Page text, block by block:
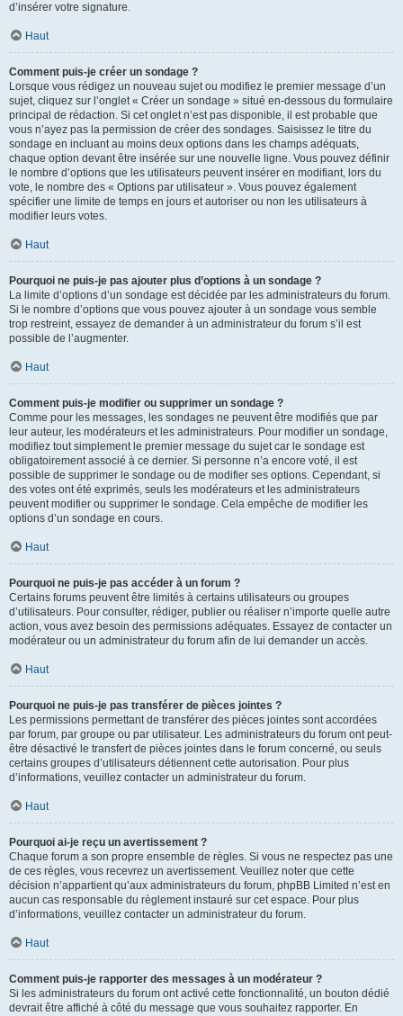
d’insérer votre signature.
Haut
Comment puis-je créer un sondage ?
Lorsque vous rédigez un nouveau sujet ou modifiez le premier message d’un
sujet, cliquez sur l’onglet « Créer un sondage » situé en-dessous du formulaire
principal de rédaction. Si cet onglet n’est pas disponible, il est probable que
vous n’ayez pas la permission de créer des sondages. Saisissez le titre du
sondage en incluant au moins deux options dans les champs adéquats,
chaque option devant être insérée sur une nouvelle ligne. Vous pouvez définir
le nombre d’options que les utilisateurs peuvent insérer en modifiant, lors du
vote, le nombre des « Options par utilisateur ». Vous pouvez également
spécifier une limite de temps en jours et autoriser ou non les utilisateurs à
modifier leurs votes.
Haut
Pourquoi ne puis-je pas ajouter plus d’options à un sondage ?
La limite d’options d’un sondage est décidée par les administrateurs du forum.
Si le nombre d’options que vous pouvez ajouter à un sondage vous semble
trop restreint, essayez de demander à un administrateur du forum s’il est
possible de l’augmenter.
Haut
Comment puis-je modifier ou supprimer un sondage ?
Comme pour les messages, les sondages ne peuvent être modifiés que par
leur auteur, les modérateurs et les administrateurs. Pour modifier un sondage,
modifiez tout simplement le premier message du sujet car le sondage est
obligatoirement associé à ce dernier. Si personne n’a encore voté, il est
possible de supprimer le sondage ou de modifier ses options. Cependant, si
des votes ont été exprimés, seuls les modérateurs et les administrateurs
peuvent modifier ou supprimer le sondage. Cela empêche de modifier les
options d’un sondage en cours.
Haut
Pourquoi ne puis-je pas accéder à un forum ?
Certains forums peuvent être limités à certains utilisateurs ou groupes
d’utilisateurs. Pour consulter, rédiger, publier ou réaliser n’importe quelle autre
action, vous avez besoin des permissions adéquates. Essayez de contacter un
modérateur ou un administrateur du forum afin de lui demander un accès.
Haut
Pourquoi ne puis-je pas transférer de pièces jointes ?
Les permissions permettant de transférer des pièces jointes sont accordées
par forum, par groupe ou par utilisateur. Les administrateurs du forum ont peut-
être désactivé le transfert de pièces jointes dans le forum concerné, ou seuls
certains groupes d’utilisateurs détiennent cette autorisation. Pour plus
d’informations, veuillez contacter un administrateur du forum.
Haut
Pourquoi ai-je reçu un avertissement ?
Chaque forum a son propre ensemble de règles. Si vous ne respectez pas une
de ces règles, vous recevrez un avertissement. Veuillez noter que cette
décision n’appartient qu’aux administrateurs du forum, phpBB Limited n’est en
aucun cas responsable du règlement instauré sur cet espace. Pour plus
d’informations, veuillez contacter un administrateur du forum.
Haut
Comment puis-je rapporter des messages à un modérateur ?
Si les administrateurs du forum ont activé cette fonctionnalité, un bouton dédié
devrait être affiché à côté du message que vous souhaitez rapporter. En